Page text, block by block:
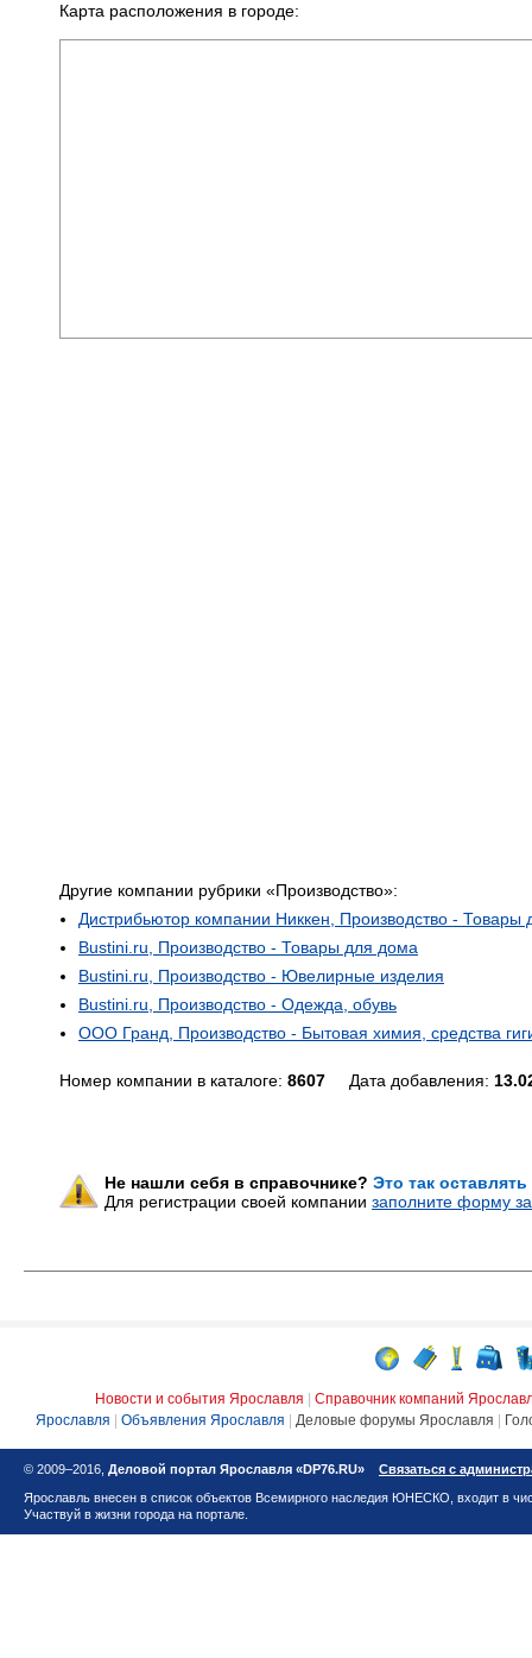
Карта расположения в городе:
Другие компании рубрики «Производство»:
Дистрибьютор компании Никкен, Производство - Товары
Bustini.ru, Производство - Товары для дома
Bustini.ru, Производство - Ювелирные изделия
Bustini.ru, Производство - Одежда, обувь
ООО Гранд, Производство - Бытовая химия, средства
Номер компании в каталоге: 8607 Дата добавления:
Не нашли себя в справочнике? Это так
Для регистрации своей компании заполните форму
Новости и события Ярославля
Справочник компаний
Ярославля
Объявления Ярославля Деловые форумы Ярославля
© 2009–2016, Деловой портал Ярославля «DP76.RU»
Связаться с
Ярославль внесен в список объектов Всемирного наследия ЮНЕСКО, входит в
Участвуй в жизни города на портале.